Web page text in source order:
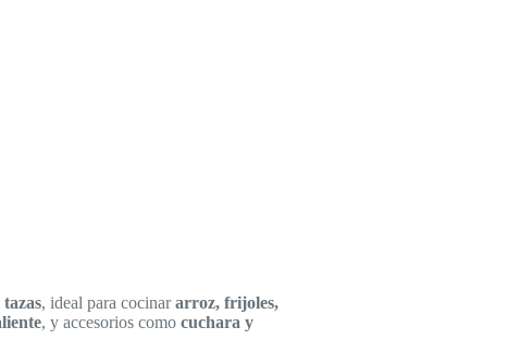
tazas, ideal para cocinararroz, frijoles,
, y accesorios como cuchara y